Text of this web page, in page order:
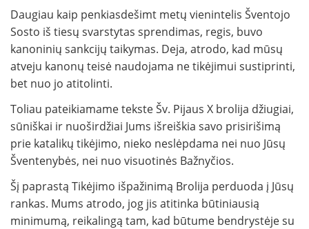
Daugiau kaip penkiasdešimt metų vienintelis Šventojo
Sosto iš tiesų svarstytas sprendimas, regis, buvo
kanoninių sankcijų taikymas. Deja, atrodo, kad mūsų
atveju kanonų teisė naudojama ne tikėjimui sustiprinti,
bet nuo jo atitolinti.
Toliau pateikiamame tekste Šv. Pijaus X brolija džiugiai,
sūniškai ir nuoširdžiai Jums išreiškia savo prisirišimą
prie katalikų tikėjimo, nieko neslėpdama nei nuo Jūsų
Šventenybės, nei nuo visuotinės Bažnyčios.
Šį paprastą Tikėjimo išpažinimą Brolija perduoda į Jūsų
rankas. Mums atrodo, jog jis atitinka būtiniausią
minimumą, reikalingą tam, kad būtume bendrystėje su